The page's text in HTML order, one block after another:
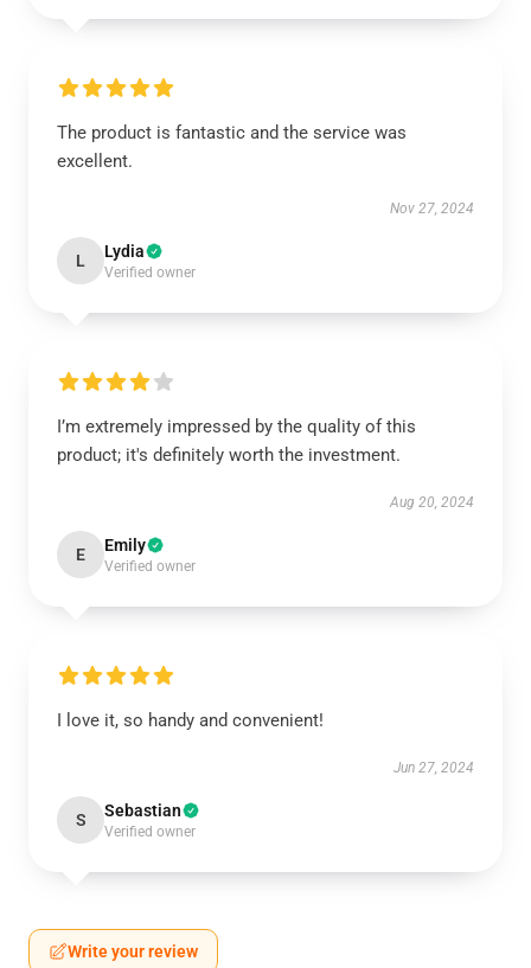
The product is fantastic and the service was
excellent.
Nov 27, 2024
L Lydia
Verified owner
I’m extremely impressed by the quality of this
product; it's definitely worth the investment.
Aug 20, 2024
E Emily
Verified owner
I love it, so handy and convenient!
Jun 27, 2024
S Sebastian
Verified owner
Write your review